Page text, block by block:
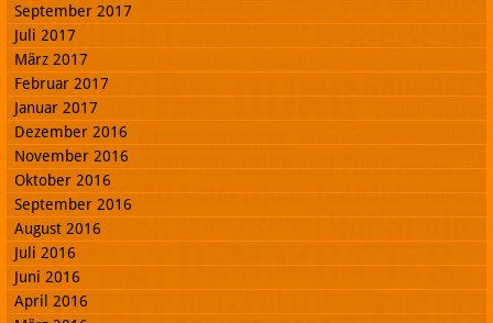
September 2017
Juli 2017
März 2017
Februar 2017
Januar 2017
Dezember 2016
November 2016
Oktober 2016
September 2016
August 2016
Juli 2016
Juni 2016
April 2016